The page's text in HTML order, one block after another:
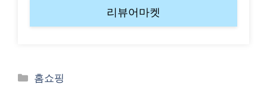
리뷰어마켓
Categories
홈쇼핑